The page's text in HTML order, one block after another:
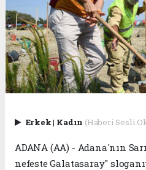
Erkek| Kadın (Haberi Sesli
ADANA (AA) - Adana'nın
nefeste Galatasaray"